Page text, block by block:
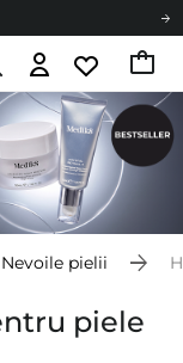
la 150 RON!
la 150 RON!
Nevoile pielii
piele